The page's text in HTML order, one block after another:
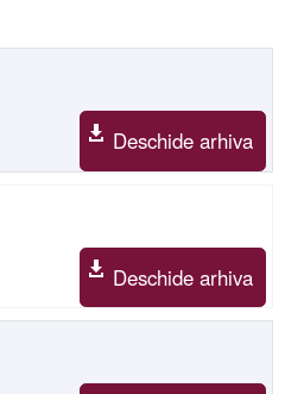
Deschide arhiva
Deschide arhiva